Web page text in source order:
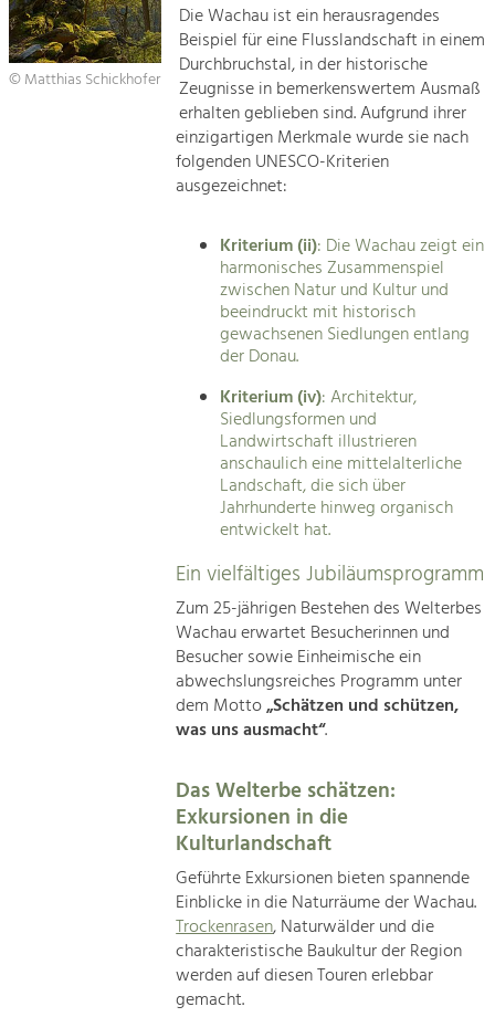
© Matthias Schickhofer
Die Wachau ist ein herausragendes
Beispiel für eine Flusslandschaft in einem
Durchbruchstal, in der historische
Zeugnisse in bemerkenswertem Ausmaß
erhalten geblieben sind. Aufgrund ihrer
einzigartigen Merkmale wurde sie nach
folgenden UNESCO-Kriterien
ausgezeichnet:
Kriterium (ii): Die Wachau zeigt ein
harmonisches Zusammenspiel
zwischen Natur und Kultur und
beeindruckt mit historisch
gewachsenen Siedlungen entlang
der Donau.
Kriterium (iv): Architektur,
Siedlungsformen und
Landwirtschaft illustrieren
anschaulich eine mittelalterliche
Landschaft, die sich über
Jahrhunderte hinweg organisch
entwickelt hat.
Ein vielfältiges Jubiläumsprogramm
Zum 25-jährigen Bestehen des Welterbes
Wachau erwartet Besucherinnen und
Besucher sowie Einheimische ein
abwechslungsreiches Programm unter
dem Motto„Schätzen und schützen,
was uns ausmacht“.
Das Welterbe schätzen:
Exkursionen in die
Kulturlandschaft
Geführte Exkursionen bieten spannende
Einblicke in die Naturräume der Wachau.
Trockenrasen, Naturwälder und die
charakteristische Baukultur der Region
werden auf diesen Touren erlebbar
gemacht.